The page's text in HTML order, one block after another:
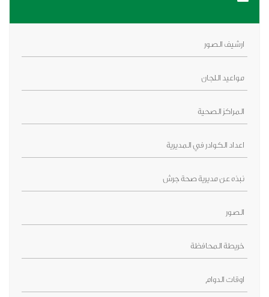
ارشيف الصور
مواعيد اللجان
المراكز الصحية
اعداد الكوادر في المديرية
نبذه عن مديرية صحة جرش
خريطة المحافظة
اوقات الدوام